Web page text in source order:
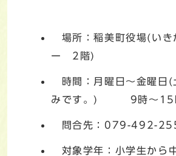
場所：稲美町役場(いき
ー 2階)
時間：月曜日～金曜日(
みです。) 9時～15
問合先：079-492-
対象学年：小学生から